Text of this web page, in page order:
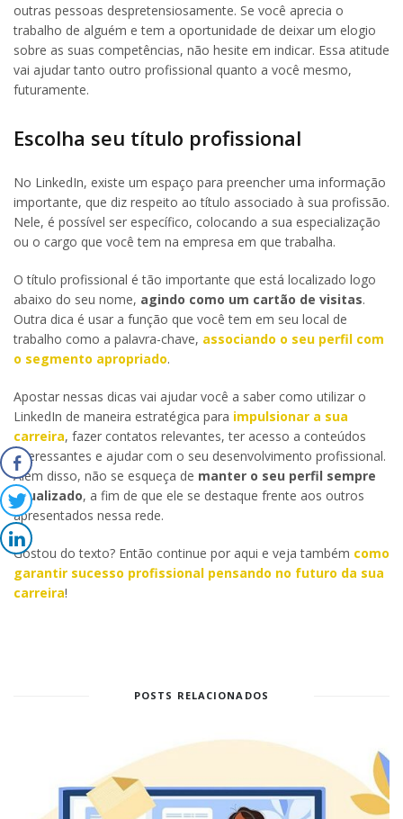
outras pessoas despretensiosamente. Se você aprecia o
trabalho de alguém e tem a oportunidade de deixar um elogio
sobre as suas competências, não hesite em indicar. Essa atitude
vai ajudar tanto outro profissional quanto a você mesmo,
futuramente.
Escolha seu título profissional
No LinkedIn, existe um espaço para preencher uma informação
importante, que diz respeito ao título associado à sua profissão.
Nele, é possível ser específico, colocando a sua especialização
ou o cargo que você tem na empresa em que trabalha.
O título profissional é tão importante que está localizado logo
abaixo do seu nome, agindo como um cartão de visitas.
Outra dica é usar a função que você tem em seu local de
trabalho como a palavra-chave, associando o seu perfil com
o segmento apropriado.
Apostar nessas dicas vai ajudar você a saber como utilizar o
LinkedIn de maneira estratégica para impulsionar a sua
carreira, fazer contatos relevantes, ter acesso a conteúdos
interessantes e ajudar com o seu desenvolvimento profissional.
Além disso, não se esqueça de manter o seu perfil sempre
atualizado, a fim de que ele se destaque frente aos outros
apresentados nessa rede.
Gostou do texto? Então continue por aqui e veja também como
garantir sucesso profissional pensando no futuro da sua
carreira!
POSTS RELACIONADOS